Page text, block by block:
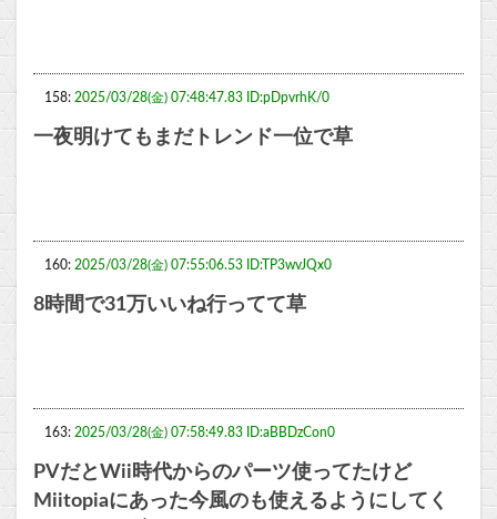
158: 2025/03/28(金) 07:48:47.83 ID:pDpvrhK/0
一夜明けてもまだトレンド一位で草
160: 2025/03/28(金) 07:55:06.53 ID:TP3wvJQx0
8時間で31万いいね行ってて草
163: 2025/03/28(金) 07:58:49.83 ID:aBBDzCon0
PVだとWii時代からのパーツ使ってたけど
Miitopiaにあった今風のも使えるようにしてく